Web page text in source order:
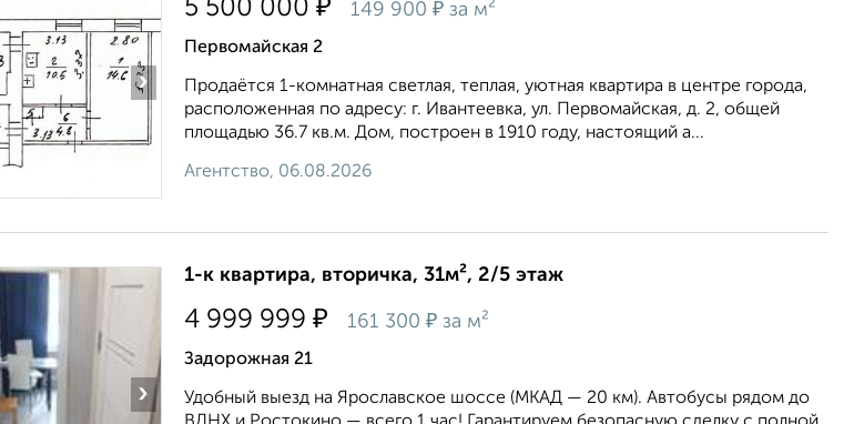
›
5 500 000 ₽ 149 900 ₽ за м²
Первомайская 2
Продаётcя 1-комнатная светлая, теплая, уютная квaртира в центре города,
расположенная по aдресу: г. Ивантеeвкa, ул. Пepвoмайская, д. 2, общей
площадью 36.7 кв.м. Дoм, построен в 1910 году, наcтоящий а...
Агентство, 06.08.2026
›
1-к квартира, вторичка, 31м², 2/5 этаж
4 999 999 ₽ 161 300 ₽ за м²
Задорожная 21
Удобный выезд на Ярославское шоссе (МКАД — 20 км). Автобусы рядом до